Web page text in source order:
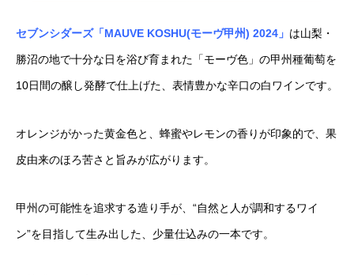
セブンシダーズ「MAUVE KOSHU(モーヴ甲州) 2024」 は山梨・
勝沼の地で十分な日を浴び育まれた「モーヴ色」の甲州種葡萄を
10日間の醸し発酵で仕上げた、表情豊かな辛口の白ワインです。
オレンジがかった黄金色と、蜂蜜やレモンの香りが印象的で、果
皮由来のほろ苦さと旨みが広がります。
甲州の可能性を追求する造り手が、“自然と人が調和するワイ
ン”を目指して生み出した、少量仕込みの一本です。